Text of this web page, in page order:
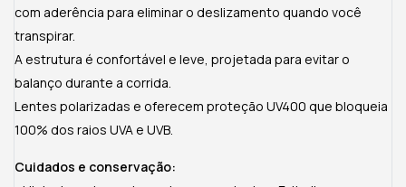
com aderência para eliminar o deslizamento quando você
transpirar.
A estrutura é confortável e leve, projetada para evitar o
balanço durante a corrida.
Lentes polarizadas e oferecem proteção UV400 que bloqueia
100% dos raios UVA e UVB.
Cuidados e conservação: